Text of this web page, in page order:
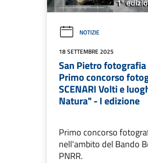
NOTIZIE
18 SETTEMBRE 2025
San Pietro
Primo concorso
SCENARI Volti e
Natura" - I edizione
Primo concorso
nell'ambito del Bando
PNRR.